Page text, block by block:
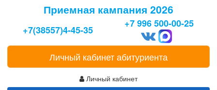
Приемная кампания 2026
+7(38557)4-45-35
+7 996 500-00-25
Личный кабинет абитуриента
Личный кабинет